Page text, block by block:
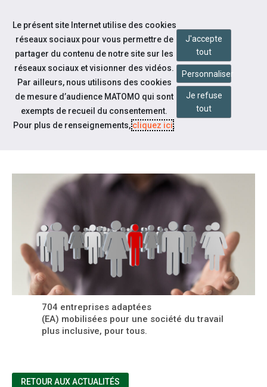
Aller au contenu
Notre actualité
ENTREPRISES ADAPTÉES : CAP
704 entreprises adaptées
(EA) mobilisées pour une société du travail
plus inclusive, pour tous.
RETOUR AUX ACTUALITÉS
Le présent site Internet utilise des cookies
réseaux sociaux pour vous permettre de
partager du contenu de notre site sur les
réseaux sociaux et visionner des vidéos.
Par ailleurs, nous utilisons des cookies
de mesure d’audience MATOMO qui sont
exempts de recueil du consentement.
Pour plus de renseignements,cliquez ici.
J'accepte
tout
Personnaliser
Je refuse
tout